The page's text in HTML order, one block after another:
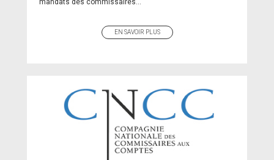
mandats des commissaires...
EN SAVOIR PLUS